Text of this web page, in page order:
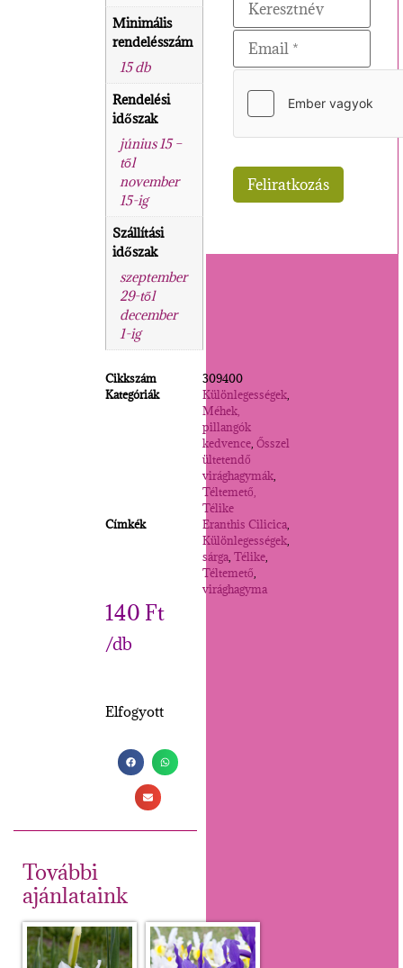
Minimális
rendelésszám
15 db
Rendelési
időszak
június 15 –
től
november
15-ig
Szállítási
időszak
szeptember
29-től
december
1-ig
Cikkszám
309400
Kategóriák
Különlegességek,
Méhek,
pillangók
kedvence,Ősszel
ültetendő
virághagymák,
Téltemető,
Télike
Címkék
Eranthis Cilicica,
Különlegességek,
sárga,Télike,
Téltemető,
virághagyma
140 Ft
/db
Elfogyott
További
ajánlataink